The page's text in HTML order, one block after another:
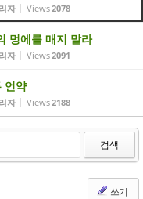
자 Views2078
멍에를 매지 말라
자 Views2091
언약
자 Views2188
검색
쓰기